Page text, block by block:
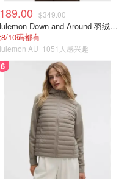
$349.00
lululemon Down and Around 羽绒夹克
10码都有
AU 1051人感兴趣
6